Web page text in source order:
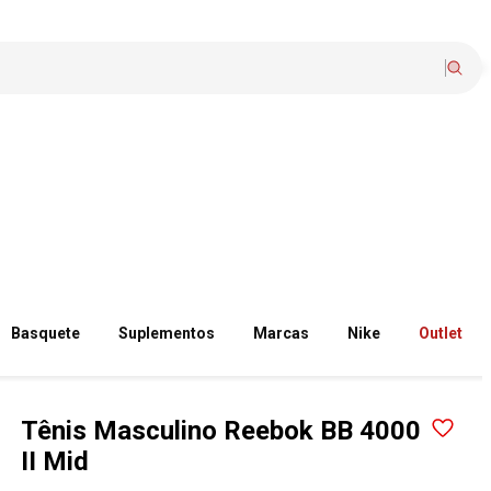
Basquete Suplementos Marcas Nike Outlet
Tênis Masculino Reebok BB 4000
II Mid